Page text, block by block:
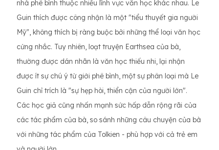
nhà phê bình thuộc nhiều lĩnh vực văn học khác nhau. Le
Guin thích được công nhận là một "tiểu thuyết gia người
Mỹ", không thích bị ràng buộc bởi những thể loại văn học
cứng nhắc. Tuy nhiên, loạt truyện Earthsea của bà,
thường được dán nhãn là văn học thiếu nhi, lại nhận
được ít sự chú ý từ giới phê bình, một sự phân loại mà Le
Guin chỉ trích là "sự hẹp hòi, thiển cận của người lớn".
Các học giả cũng nhấn mạnh sức hấp dẫn rộng rãi của
các tác phẩm của bà, so sánh những câu chuyện của bà
với những tác phẩm của Tolkien - phù hợp với cả trẻ em